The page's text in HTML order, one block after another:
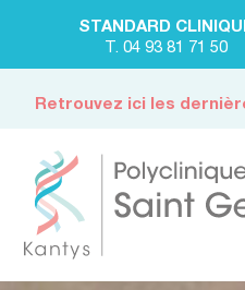
STANDARD
T. 04 93 81 71 50
Retrouvez ici les